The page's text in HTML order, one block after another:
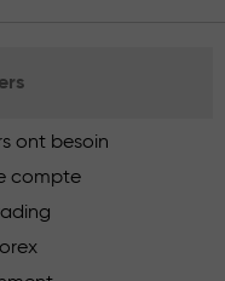
ont besoin
compte